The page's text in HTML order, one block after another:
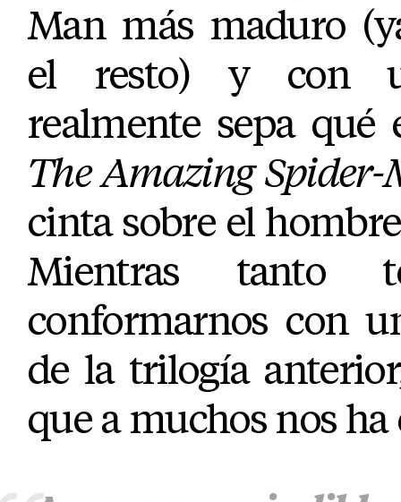
Man más maduro
el resto) y con
realmente sepa qué
The Amazing Spider-
cinta sobre el
Mientras tanto
conformarnos con
de la trilogía
que a muchos nos ha